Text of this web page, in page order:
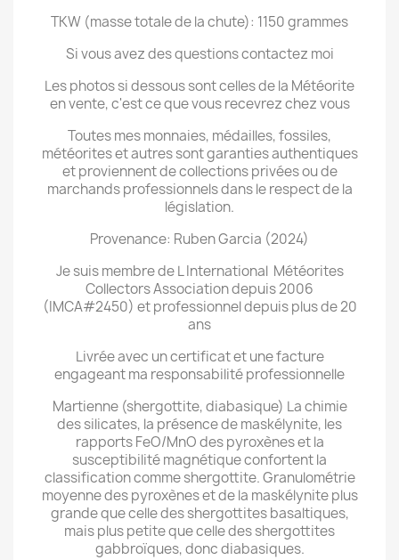
TKW (masse totale de la chute): 1150 grammes
Si vous avez des questions contactez moi
Les photos si dessous sont celles de la Météorite
en vente, c'est ce que vous recevrez chez vous
Toutes mes monnaies, médailles, fossiles,
météorites et autres sont garanties authentiques
et proviennent de collections privées ou de
marchands professionnels dans le respect de la
législation.
Provenance: Ruben Garcia (2024)
Je suis membre de L International Météorites
Collectors Association depuis 2006
(IMCA#2450) et professionnel depuis plus de 20
ans
Livrée avec un certificat et une facture
engageant ma responsabilité professionnelle
Martienne (shergottite, diabasique) La chimie
des silicates, la présence de maskélynite, les
rapports FeO/MnO des pyroxènes et la
susceptibilité magnétique confortent la
classification comme shergottite. Granulométrie
moyenne des pyroxènes et de la maskélynite plus
grande que celle des shergottites basaltiques,
mais plus petite que celle des shergottites
gabbroïques, donc diabasiques.